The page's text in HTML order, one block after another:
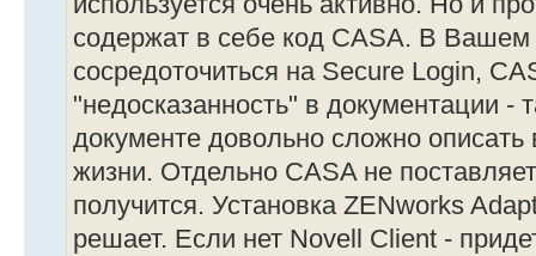
содержат в себе код CASA. В Вашем
сосредоточиться на Secure Login,
"недосказанность" в документации -
документе довольно сложно описать
жизни. Отдельно CASA не
получится. Установка ZENworks
решает. Если нет Novell Client -